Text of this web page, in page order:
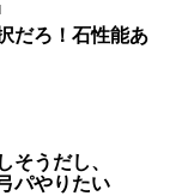
だろ！石性能あ
そうだし、
パやりたい